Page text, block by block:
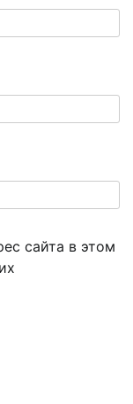
сайта в этом